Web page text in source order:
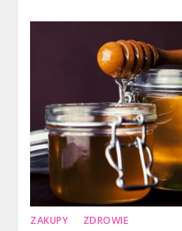
ZAKUPY ZDROWIE